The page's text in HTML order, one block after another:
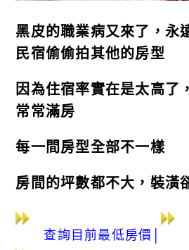
黑皮的職業病又來了，永
民宿偷偷拍其他的房型
因為住宿率實在是太高了
常常滿房
每一間房型全部不一樣
房間的坪數都不大，裝潢
查詢目前最低房價